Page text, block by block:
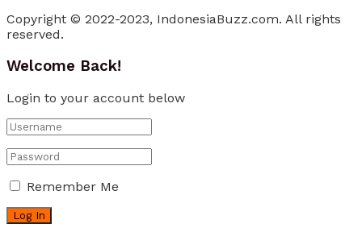
Copyright © 2022-2023, IndonesiaBuzz.com. All rights
reserved.
Welcome Back!
Login to your account below
Remember Me